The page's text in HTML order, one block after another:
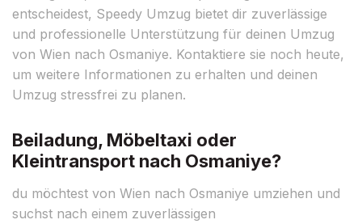
entscheidest, Speedy Umzug bietet dir zuverlässige
und professionelle Unterstützung für deinen Umzug
von Wien nach Osmaniye. Kontaktiere sie noch heute,
um weitere Informationen zu erhalten und deinen
Umzug stressfrei zu planen.
Beiladung, Möbeltaxi oder
Kleintransport nach Osmaniye?
du möchtest von Wien nach Osmaniye umziehen und
suchst nach einem zuverlässigen